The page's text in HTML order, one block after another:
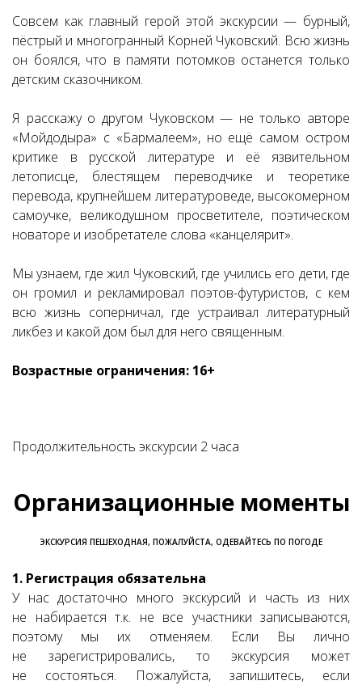
Совсем как главный герой этой экскурсии — бурный,
пёстрый и многогранный Корней Чуковский. Всю жизнь
он боялся, что в памяти потомков останется только
детским сказочником.
Я расскажу о другом Чуковском — не только авторе
«Мойдодыра» с «Бармалеем», но ещё самом остром
критике в русской литературе и её язвительном
летописце, блестящем переводчике и теоретике
перевода, крупнейшем литературоведе, высокомерном
самоучке, великодушном просветителе, поэтическом
новаторе и изобретателе слова «канцелярит».
Мы узнаем, где жил Чуковский, где учились его дети, где
он громил и рекламировал поэтов-футуристов, с кем
всю жизнь соперничал, где устраивал литературный
ликбез и какой дом был для него священным.
Возрастные ограничения: 16+
Продолжительность экскурсии 2 часа
Организационные моменты
ЭКСКУРСИЯ ПЕШЕХОДНАЯ, ПОЖАЛУЙСТА, ОДЕВАЙТЕСЬ ПО ПОГОДЕ
1. Регистрация обязательна
У нас достаточно много экскурсий и часть из них
не набирается т.к. не все участники записываются,
поэтому мы их отменяем. Если Вы лично
не зарегистрировались, то экскурсия может
не состояться. Пожалуйста, запишитесь, если